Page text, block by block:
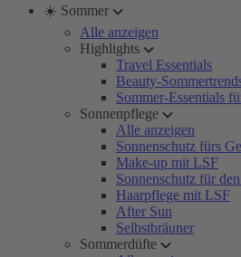
☀️ Sommer
Alle anzeigen
Highlights
Travel Essentials
Beauty-
Sommer-Essentials
Sonnenpflege
Alle anzeigen
Sonnenschutz fürs
Make-up mit LSF
Sonnenschutz für
Haarpflege mit LSF
After Sun
Selbstbräuner
Sommerdüfte